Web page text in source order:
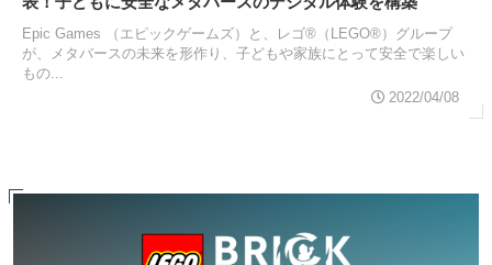
Epic Games （エピックゲームズ）と、レゴ®（LEGO®）グループ
が、メタバースの未来を形作り、子どもや家族にとって安全で楽しい
もの...
2022/04/08